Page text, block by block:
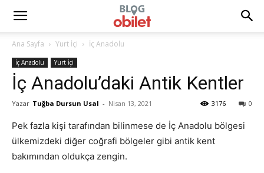
Ana Sayfa Yurt İçi İç Anadolu
İç Anadolu Yurt İçi
İç Anadolu’daki Antik Kentler
Yazar Tuğba Dursun Usal - Nisan 13, 2021 0
3176
Pek fazla kişi tarafından bilinmese de İç Anadolu bölgesi
ülkemizdeki diğer coğrafi bölgeler gibi antik kent
bakımından oldukça zengin.